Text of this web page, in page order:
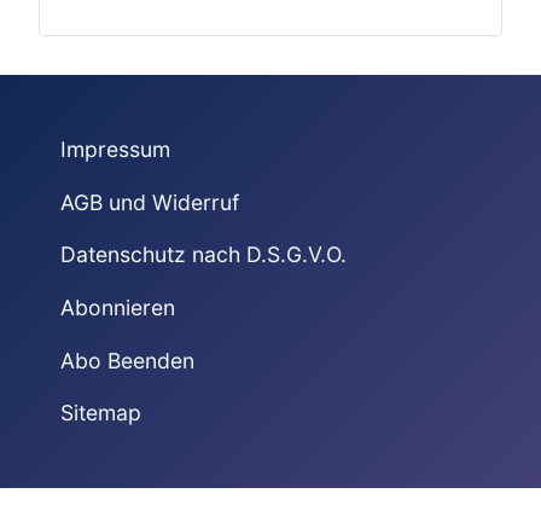
Impressum
AGB und Widerruf
Datenschutz nach D.S.G.V.O.
Abonnieren
Abo Beenden
Sitemap